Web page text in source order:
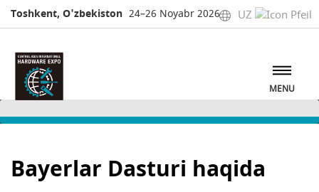
Toshkent, O'zbekiston 24–26 Noyabr 2026 UZ
MENU
Bayerlar Dasturi haqida